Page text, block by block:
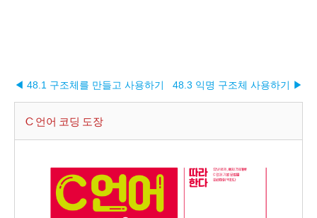
◀ 48.1 구조체를 만들고 사용하기 48.3 익명 구조체 사용하기 ▶︎
C 언어 코딩 도장